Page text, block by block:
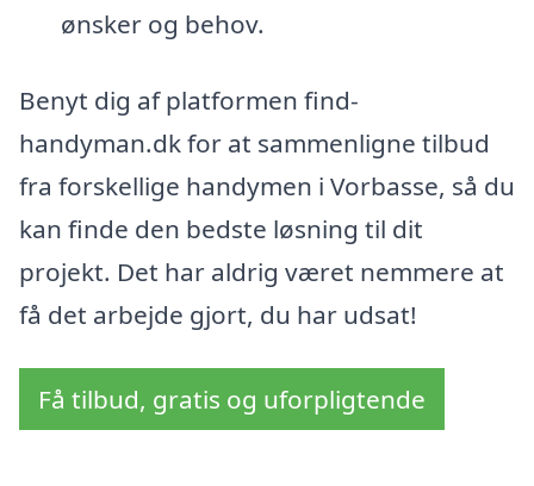
ønsker og behov.
Benyt dig af platformen find-
handyman.dk for at sammenligne tilbud
fra forskellige handymen i Vorbasse, så du
kan finde den bedste løsning til dit
projekt. Det har aldrig været nemmere at
få det arbejde gjort, du har udsat!
Få tilbud, gratis og uforpligtende